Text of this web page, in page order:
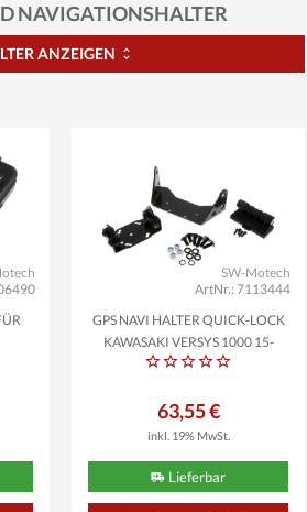
NAVIGATIONSHALTER
ANZEIGEN
ArtNr.: 7113444
SW-Motech
GPS NAVI HALTER QUICK-LOCK
KAWASAKI VERSYS 1000 15-
63,55 €
inkl. 19% MwSt.
Lieferbar